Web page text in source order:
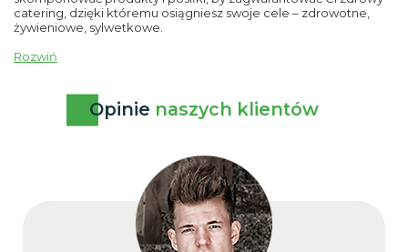
catering, dzięki któremu osiągniesz swoje cele – zdrowotne,
żywieniowe, sylwetkowe.
Rozwiń
Opinie naszych klientów